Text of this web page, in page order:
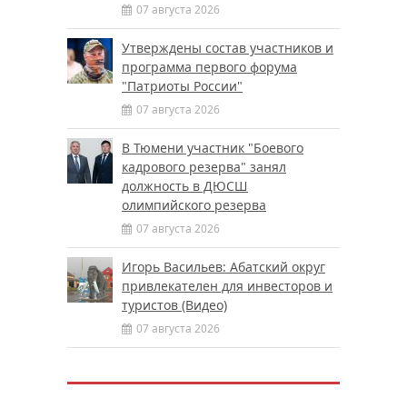
07 августа 2026
Утверждены состав участников и
программа первого форума
"Патриоты России"
07 августа 2026
В Тюмени участник "Боевого
кадрового резерва" занял
должность в ДЮСШ
олимпийского резерва
07 августа 2026
Игорь Васильев: Абатский округ
привлекателен для инвесторов и
туристов (Видео)
07 августа 2026